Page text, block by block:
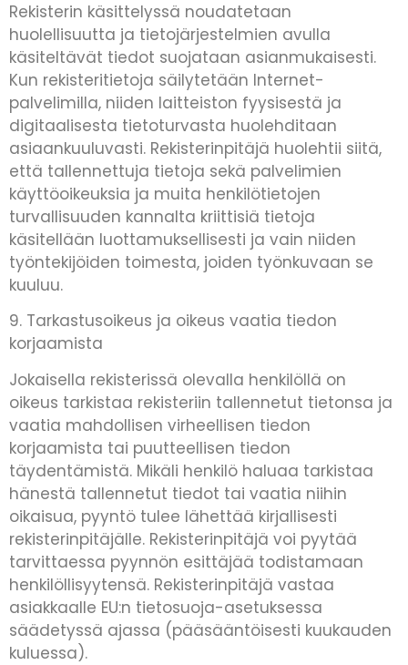
Rekisterin käsittelyssä noudatetaan
huolellisuutta ja tietojärjestelmien avulla
käsiteltävät tiedot suojataan asianmukaisesti.
Kun rekisteritietoja säilytetään Internet-
palvelimilla, niiden laitteiston fyysisestä ja
digitaalisesta tietoturvasta huolehditaan
asiaankuuluvasti. Rekisterinpitäjä huolehtii siitä,
että tallennettuja tietoja sekä palvelimien
käyttöoikeuksia ja muita henkilötietojen
turvallisuuden kannalta kriittisiä tietoja
käsitellään luottamuksellisesti ja vain niiden
työntekijöiden toimesta, joiden työnkuvaan se
kuuluu.
9. Tarkastusoikeus ja oikeus vaatia tiedon
korjaamista
Jokaisella rekisterissä olevalla henkilöllä on
oikeus tarkistaa rekisteriin tallennetut tietonsa ja
vaatia mahdollisen virheellisen tiedon
korjaamista tai puutteellisen tiedon
täydentämistä. Mikäli henkilö haluaa tarkistaa
hänestä tallennetut tiedot tai vaatia niihin
oikaisua, pyyntö tulee lähettää kirjallisesti
rekisterinpitäjälle. Rekisterinpitäjä voi pyytää
tarvittaessa pyynnön esittäjää todistamaan
henkilöllisyytensä. Rekisterinpitäjä vastaa
asiakkaalle EU:n tietosuoja-asetuksessa
säädetyssä ajassa (pääsääntöisesti kuukauden
kuluessa).